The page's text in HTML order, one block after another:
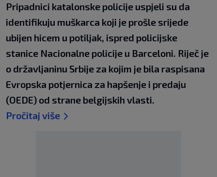
Pripadnici katalonske policije uspjeli su da
identifikuju muškarca koji je prošle srijede
ubijen hicem u potiljak, ispred policijske
stanice Nacionalne policije u Barceloni. Riječ je
o državljaninu Srbije za kojim je bila raspisana
Evropska potjernica za hapšenje i predaju
(OEDE) od strane belgijskih vlasti.
Pročitaj više